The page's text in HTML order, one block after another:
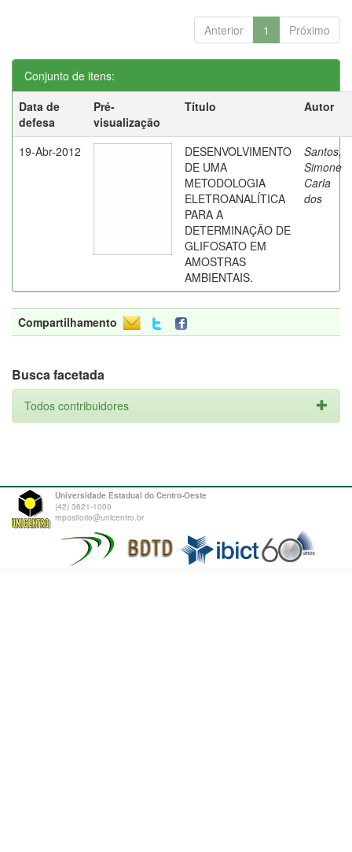
Anterior 1 Próximo
Conjunto de itens:
Data de
defesa
Pré-
visualização
Título Autor
19-Abr-2012
DESENVOLVIMENTO
DE UMA
METODOLOGIA
ELETROANALÍTICA
PARA A
DETERMINAÇÃO DE
GLIFOSATO EM
AMOSTRAS
AMBIENTAIS.
Santos,
Simone
Carla
dos
Compartilhamento
Busca facetada
Todos contribuidores
Universidade Estadual do Centro-Oeste
(42) 3621-1000
repositorio@unicentro.br